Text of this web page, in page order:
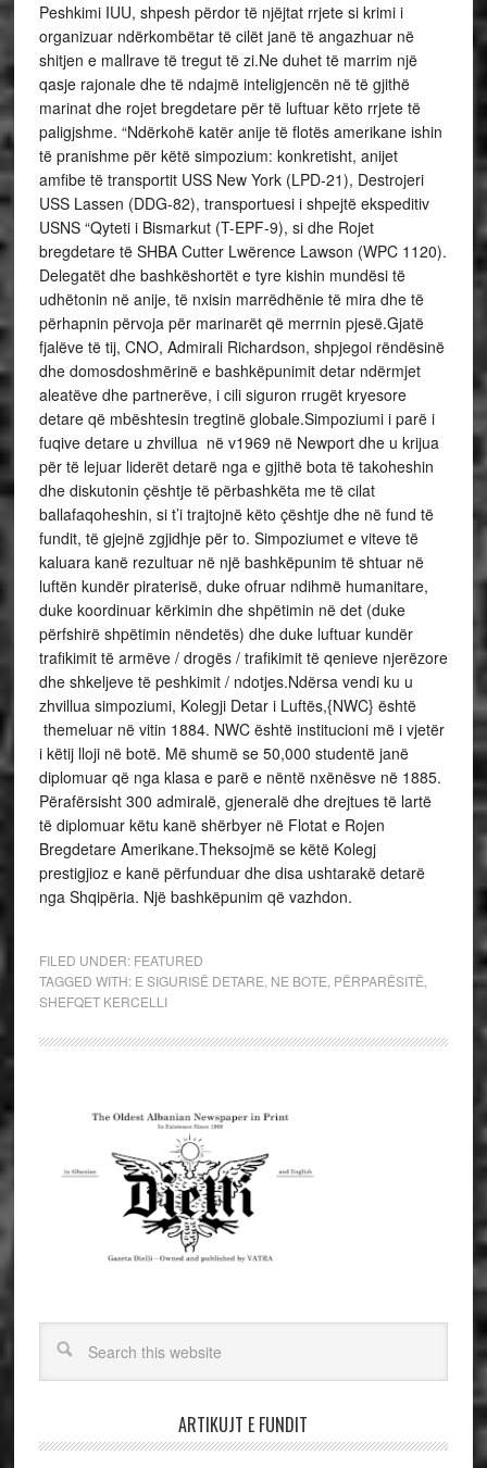
Peshkimi IUU, shpesh përdor të njëjtat rrjete si krimi i
organizuar ndërkombëtar të cilët janë të angazhuar në
shitjen e mallrave të tregut të zi.Ne duhet të marrim një
qasje rajonale dhe të ndajmë inteligjencën në të gjithë
marinat dhe rojet bregdetare për të luftuar këto rrjete të
paligjshme. “Ndërkohë katër anije të flotës amerikane ishin
të pranishme për këtë simpozium: konkretisht, anijet
amfibe të transportit USS New York (LPD-21), Destrojeri
USS Lassen (DDG-82), transportuesi i shpejtë ekspeditiv
USNS “Qyteti i Bismarkut (T-EPF-9), si dhe Rojet
bregdetare të SHBA Cutter Lwërence Lawson (WPC 1120).
Delegatët dhe bashkëshortët e tyre kishin mundësi të
udhëtonin në anije, të nxisin marrëdhënie të mira dhe të
përhapnin përvoja për marinarët që merrnin pjesë.Gjatë
fjalëve të tij, CNO, Admirali Richardson, shpjegoi rëndësinë
dhe domosdoshmërinë e bashkëpunimit detar ndërmjet
aleatëve dhe partnerëve, i cili siguron rrugët kryesore
detare që mbështesin tregtinë globale.Simpoziumi i parë i
fuqive detare u zhvillua në v1969 në Newport dhe u krijua
për të lejuar liderët detarë nga e gjithë bota të takoheshin
dhe diskutonin çështje të përbashkëta me të cilat
ballafaqoheshin, si t’i trajtojnë këto çështje dhe në fund të
fundit, të gjejnë zgjidhje për to. Simpoziumet e viteve të
kaluara kanë rezultuar në një bashkëpunim të shtuar në
luftën kundër piraterisë, duke ofruar ndihmë humanitare,
duke koordinuar kërkimin dhe shpëtimin në det (duke
përfshirë shpëtimin nëndetës) dhe duke luftuar kundër
trafikimit të armëve / drogës / trafikimit të qenieve njerëzore
dhe shkeljeve të peshkimit / ndotjes.Ndërsa vendi ku u
zhvillua simpoziumi, Kolegji Detar i Luftës,{NWC} është
themeluar në vitin 1884. NWC është institucioni më i vjetër
i këtij lloji në botë. Më shumë se 50,000 studentë janë
diplomuar që nga klasa e parë e nëntë nxënësve në 1885.
Përafërsisht 300 admiralë, gjeneralë dhe drejtues të lartë
të diplomuar këtu kanë shërbyer në Flotat e Rojen
Bregdetare Amerikane.Theksojmë se këtë Kolegj
prestigjioz e kanë përfunduar dhe disa ushtarakë detarë
nga Shqipëria. Një bashkëpunim që vazhdon.
FILED UNDER: FEATURED
TAGGED WITH: E SIGURISË DETARE NE BOTE PËRPARËSITË
SHEFQET KERCELLI
ARTIKUJT E FUNDIT